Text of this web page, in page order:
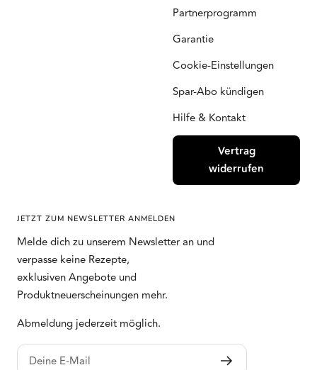
Partnerprogramm
Garantie
Cookie-Einstellungen
Spar-Abo kündigen
Hilfe & Kontakt
Vertrag
widerrufen
JETZT ZUM NEWSLETTER ANMELDEN
Melde dich zu unserem Newsletter an und
verpasse keine Rezepte,
exklusiven Angebote und
Produktneuerscheinungen mehr.
Abmeldung jederzeit möglich.
Deine E-Mail